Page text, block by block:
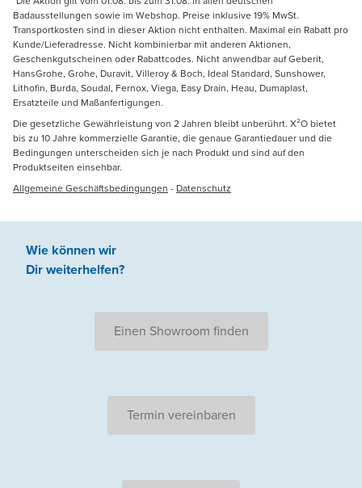
Badausstellungen sowie im Webshop. Preise inklusive 19% MwSt.
Transportkosten sind in dieser Aktion nicht enthalten. Maximal ein Rabatt pro
Kunde/Lieferadresse. Nicht kombinierbar mit anderen Aktionen,
Geschenkgutscheinen oder Rabattcodes. Nicht anwendbar auf Geberit,
HansGrohe, Grohe, Duravit, Villeroy & Boch, Ideal Standard, Sunshower,
Lithofin, Burda, Soudal, Fernox, Viega, Easy Drain, Heau, Dumaplast,
Ersatzteile und Maßanfertigungen.
Die gesetzliche Gewährleistung von 2 Jahren bleibt unberührt. X²O bietet
bis zu 10 Jahre kommerzielle Garantie, die genaue Garantiedauer und die
Bedingungen unterscheiden sich je nach Produkt und sind auf den
Produktseiten einsehbar.
Allgemeine Geschäftsbedingungen - Datenschutz
Wie können wir
Dir weiterhelfen?
Einen Showroom finden
Termin vereinbaren